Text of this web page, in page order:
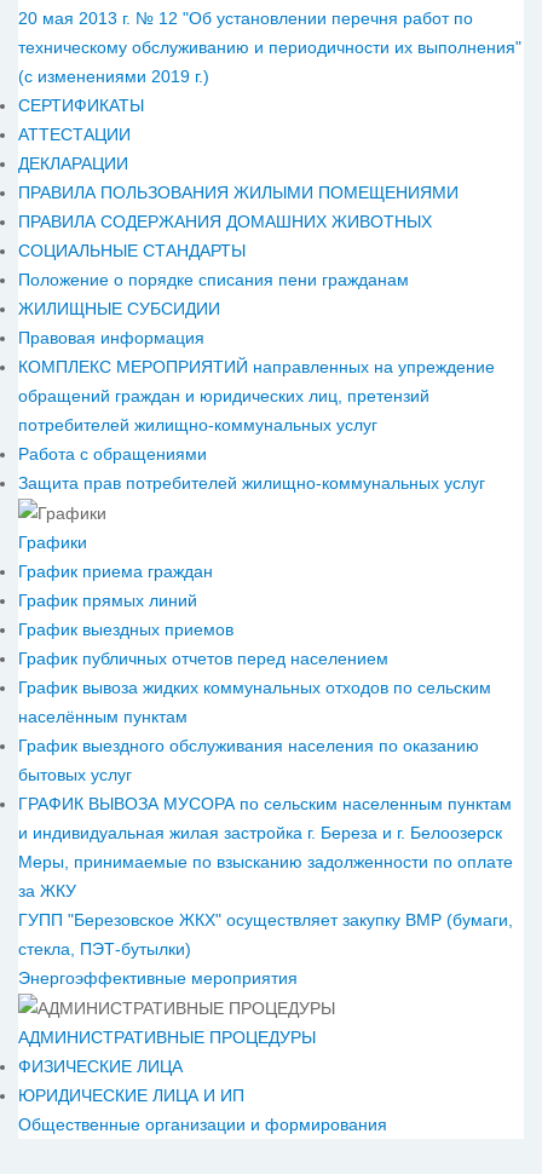
20 мая 2013 г. № 12 "Об установлении перечня работ по
техническому обслуживанию и периодичности их выполнения"
(с изменениями 2019 г.)
СЕРТИФИКАТЫ
АТТЕСТАЦИИ
ДЕКЛАРАЦИИ
ПРАВИЛА ПОЛЬЗОВАНИЯ ЖИЛЫМИ ПОМЕЩЕНИЯМИ
ПРАВИЛА СОДЕРЖАНИЯ ДОМАШНИХ ЖИВОТНЫХ
СОЦИАЛЬНЫЕ СТАНДАРТЫ
Положение о порядке списания пени гражданам
ЖИЛИЩНЫЕ СУБСИДИИ
Правовая информация
КОМПЛЕКС МЕРОПРИЯТИЙ направленных на упреждение
обращений граждан и юридических лиц, претензий
потребителей жилищно-коммунальных услуг
Работа с обращениями
Защита прав потребителей жилищно-коммунальных услуг
Графики
График приема граждан
График прямых линий
График выездных приемов
График публичных отчетов перед населением
График вывоза жидких коммунальных отходов по сельским
населённым пунктам
График выездного обслуживания населения по оказанию
бытовых услуг
ГРАФИК ВЫВОЗА МУСОРА по сельским населенным пунктам
и индивидуальная жилая застройка г. Береза и г. Белоозерск
Меры, принимаемые по взысканию задолженности по оплате
за ЖКУ
ГУПП "Березовское ЖКХ" осуществляет закупку ВМР (бумаги,
стекла, ПЭТ-бутылки)
Энергоэффективные мероприятия
АДМИНИСТРАТИВНЫЕ ПРОЦЕДУРЫ
ФИЗИЧЕСКИЕ ЛИЦА
ЮРИДИЧЕСКИЕ ЛИЦА И ИП
Общественные организации и формирования